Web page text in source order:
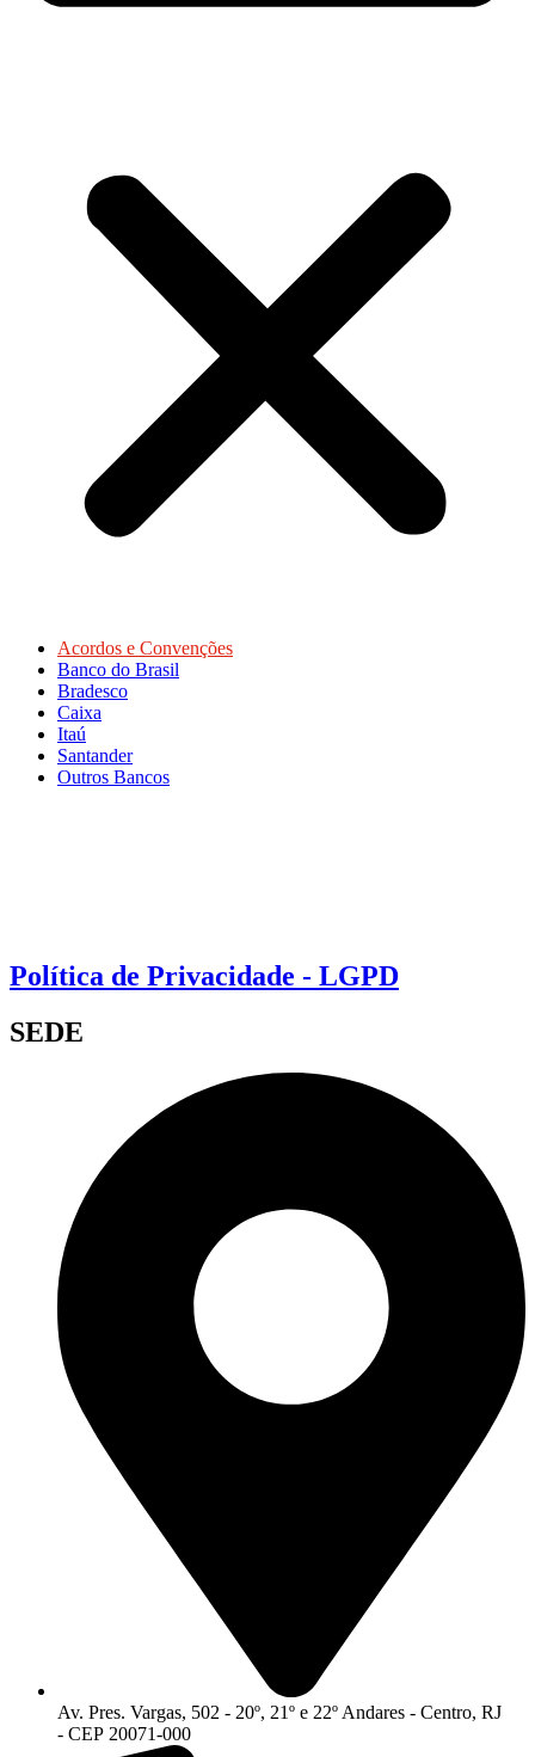
Acordos e Convenções
Banco do Brasil
Bradesco
Caixa
Itaú
Santander
Outros Bancos
Política de Privacidade - LGPD
SEDE
Av. Pres. Vargas, 502 - 20º, 21º e 22º Andares - Centro, RJ
- CEP 20071-000